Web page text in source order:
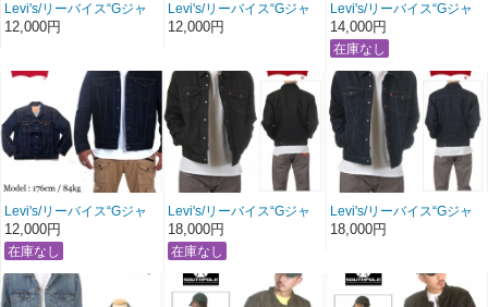
Levi's/リーバイス“Gジャ
ン”デニムジャケット 【ヴ
〕
12,000円
Levi's/リーバイス“Gジャ
ン”デニムジャケット 【ヴ
グ 服 〕
12,000円
Levi's/リーバイス“Gジャ
ン”デニムジャケット 【ス
トーンウォッシュ：スナ
ップボタン】〔 アメージ
ング 服 〕
14,000円
Levi's/リーバイス“Gジャ
ン”デニムジャケット 【イ
ンディゴワンウォッシ
ュ】〔 アメージング 服 〕
12,000円
Levi's/リーバイス“Gジャ
ン” ダウンフィルジップ
デニムジャケット
【ブラックインディゴ】
〔 アメージング 服 〕
18,000円
Levi's/リーバイス“Gジャ
ン” ダウンフィルジップ
デニムジャケット 【イン
服 〕
18,000円